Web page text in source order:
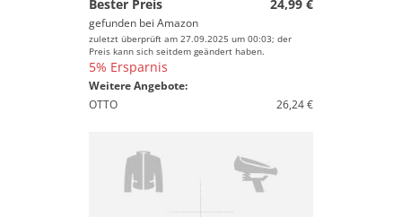
Bester Preis 24,99 €
gefunden bei Amazon
zuletzt überprüft am 27.09.2025 um 00:03; der
Preis kann sich seitdem geändert haben.
5% Ersparnis
Weitere Angebote:
OTTO
26,24 €